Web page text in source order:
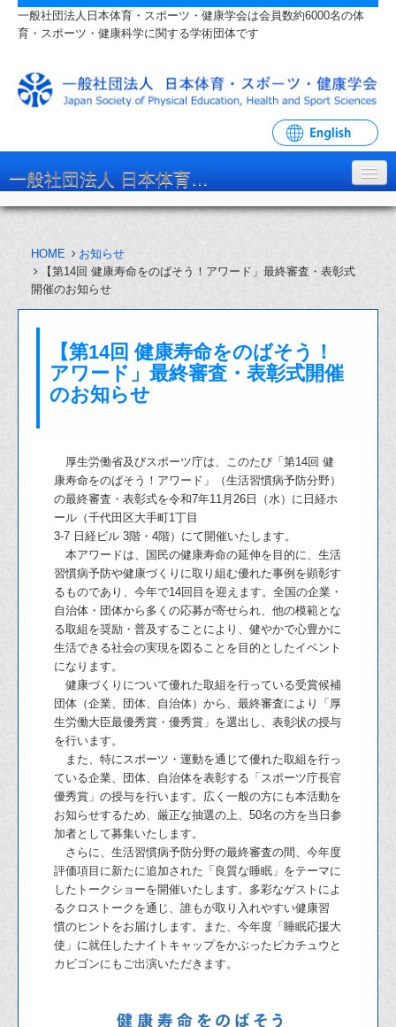
一般社団法人日本体育・スポーツ・健康学会は会員数約6000名の体
育・スポーツ・健康科学に関する学術団体です
一般社団法人 日本体育・スポーツ・健康学会
入会・各種手続
学会大会・研究会
リンク・関連団体
お問い合わせ
HOME
お知らせ
【第14回 健康寿命をのばそう！アワード」最終審査・表彰式
開催のお知らせ
【第14回 健康寿命をのばそう！
アワード」最終審査・表彰式開催
のお知らせ
厚生労働省及びスポーツ庁は、このたび「第14回 健
康寿命をのばそう！アワー ド」（生活習慣病予防分野）
の最終審査・表彰式を令和7年11月26日（水）に日経ホ
ール（千代田区大手町1丁目
3-7 日経ビル 3階・4階）にて開催いたします。
本アワードは、国民の健康寿命の延伸を目的に、生活
習慣病予防や健康づくりに取 り組む優れた事例を顕彰す
るものであり、 今年で14回目を迎えます。全国の企業・
自治体・団体から多くの応募が寄せられ、 他の模範とな
る取組を奨励・普及することにより、 健やかで心豊かに
生活できる社会の実現を図ることを目的としたイベント
になりま す。
健康づくりについて優れた取組を行っている受賞候補
団体（企業、団体、自治体） から、最終審査により「厚
生労働大臣最優秀賞・優秀賞」を選出し、表彰状の授与
を行います。
また、特にスポーツ・運動を通じて優れた取組を行っ
ている企業、団体、自治体を表彰する「スポーツ庁長官
優秀賞」の授与を行います。 広く一般の方にも本活動を
お知らせするため、厳正な抽選の上、50名の方を当日参
加者として募集いたします。
さらに、生活習慣病予防分野の最終審査の間、今年度
評価項目に新たに追加された 「良質な睡眠」をテーマに
したトークショーを開催いたします。多彩なゲストによ
るクロストークを通じ、誰もが取り入れやすい健康習
慣のヒントをお届けします。ま た、今年度「睡眠応援大
使」に就任したナイトキャップをかぶったピカチュウと
カビゴンにもご出演いただきます。